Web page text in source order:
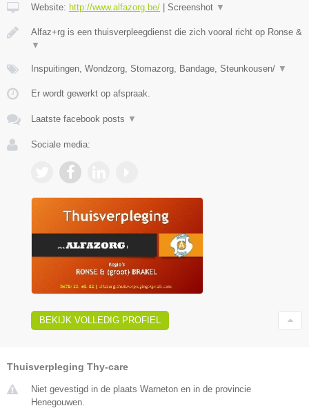
Website: http://www.alfazorg.be/ Screenshot ▼
Alfaz+rg is een thuisverpleegdienst die zich vooral richt op Ronse &
▼
Inspuitingen, Wondzorg, Stomazorg, Bandage, Steunkousen/ ▼
Er wordt gewerkt op afspraak.
Laatste facebook posts ▼
Sociale media:
BEKIJK VOLLEDIG PROFIEL
Thuisverpleging Thy-care
Niet gevestigd in de plaats Warneton en in de provincie
Henegouwen.